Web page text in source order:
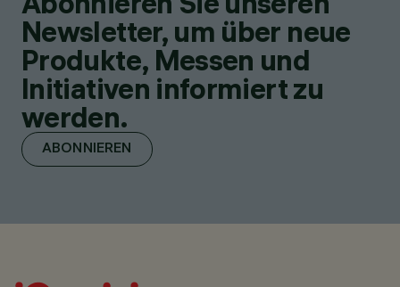
Newsletter, um über neue
Produkte, Messen und
Initiativen informiert zu
werden.
ABONNIEREN